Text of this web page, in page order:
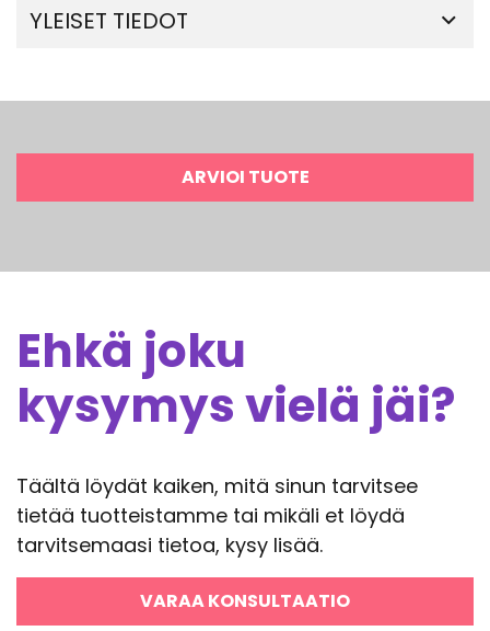
YLEISET TIEDOT
ARVIOI TUOTE
Ehkä joku
kysymys vielä jäi?
Täältä löydät kaiken, mitä sinun tarvitsee
tietää tuotteistamme tai mikäli et löydä
tarvitsemaasi tietoa, kysy lisää.
VARAA KONSULTAATIO